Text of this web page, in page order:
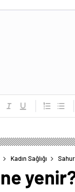
Kadın Sağlığı